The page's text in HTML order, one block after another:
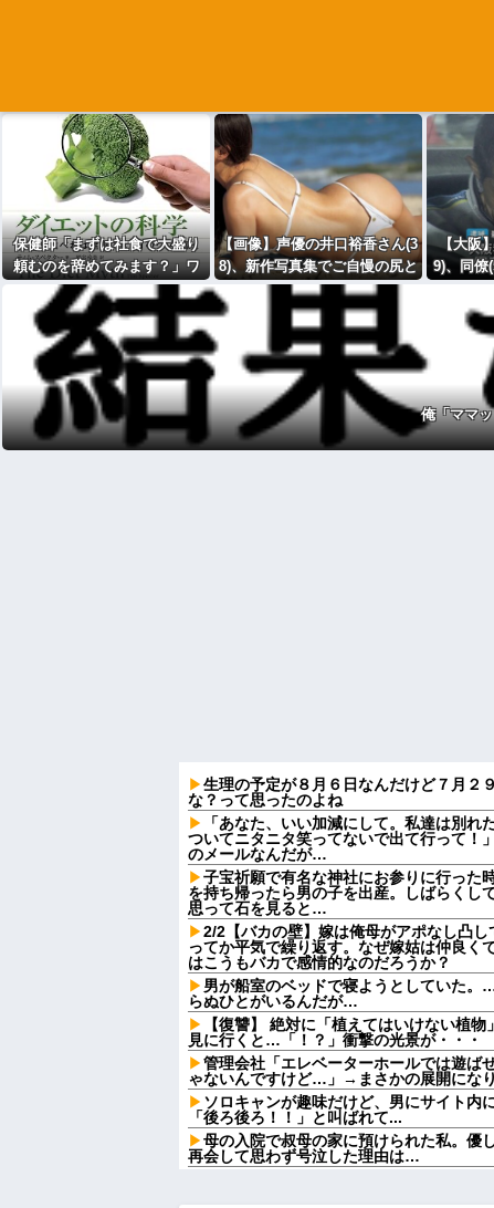
保健師「まずは社食で大盛り
頼むのを辞めてみます？」ワ
イ「食っちゃいけないものを
売ってるのか！？」
【画像】声優の井口裕香さん(3
8)、新作写真集でご自慢の尻と
お●ぱいを披露ｗｗｗｗｗｗ
【大阪
9)、同僚
という
俺「ママ
生理の予定が８月６日なんだけど７月２
な？って思ったのよね
「あなた、いい加減にして。私達は別れ
ついてニタニタ笑ってないで出て行って！
のメールなんだが…
子宝祈願で有名な神社にお参りに行った
を持ち帰ったら男の子を出産。しばらくし
思って石を見ると…
2/2【バカの壁】嫁は俺母がアポなし凸
ってか平気で繰り返す。なぜ嫁姑は仲良く
はこうもバカで感情的なのだろうか？
男が船室のベッドで寝ようとしていた
らぬひとがいるんだが…
【復讐】 絶対に「植えてはいけない植
見に行くと…「！？」衝撃の光景が・・・
管理会社「エレベーターホールでは遊ば
ゃないんですけど…」→まさかの展開にな
ソロキャンが趣味だけど、男にサイト内
「後ろ後ろ！！」と叫ばれて...
母の入院で叔母の家に預けられた私。優
再会して思わず号泣した理由は…